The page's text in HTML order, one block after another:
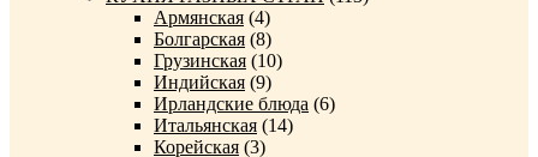
Армянская (4)
Болгарская (8)
Грузинская (10)
Индийская (9)
Ирландские блюда (6)
Итальянская (14)
Корейская (3)